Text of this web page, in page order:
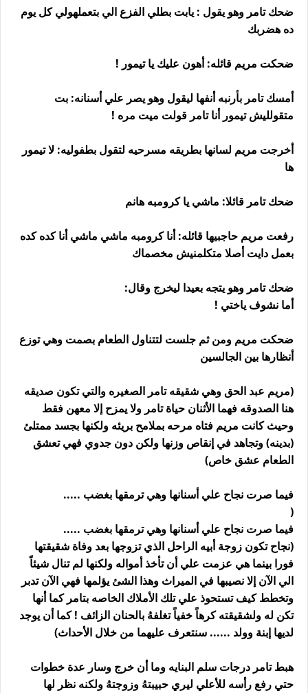
ضحك تامر وهو يقول : يابت بطلي الفزع الي بتعملهولي كل يوم
ده هضربك
ضحكت مريم قائله: أهون عليك يا تيمور !
أمسك تامر بأرنبه أنفها ليقول وهو يصر علي أسنانه: بت
متقولليش تيمور أنا تامر قولت ميت مره !
أخرجت مريم لسانها بطريقه مسرحيه لتقول بطفوليه: لا تيمور
ها
ضحك تامر قائلا: ماشي يا كرومبه هانم
رفعت مريم حاجبيها قائله: أنا كرومبه ماشي ماشي أنا كده كده
بعمل دايت أصلا متكلمنيش مخصماك
ضحك تامر وهو يتجه بعيدا ليخرج وقال:
أما نشوف ياختي !
ضحكت مريم ومن ثم جلست لتتناول الطعام بصمت وهي توزع
أنظارها بين الجالسين
(مريم عبد الحق وهي شقيقه تامر الصغيره والتي تكون صديقه
هنا الصدوقه فهما الأثنان حياة تامر ولا يمزح إلا معهن فقط
وحيث كانت مريم فتاه مرحه بملامح بريئه ولكنها بجسد ممتلئ
(بدينه) وتجاهد في إنقاص وزنها ولكن دون جدوي فهي تعشق
الطعام عشق خاص)
فيما صرت نجاح علي أسنانها وهي ترمقها بغضب .....
(
فيما صرت نجاح علي أسنانها وهي ترمقها بغضب .....
(نجاح تكون زوجة أبيه الراحل الذي تزوجها بعد وفاة شقيقتها
فورا بينما هي عزمت علي أن تأخذ أمواله ولكنها لم تنال شيئاً
الي الآن إلا نصيبها في الميراث وهذا الشئ يؤلمها فهي الآن تدبر
وتخطط كيف تستحوذ علي تلك الأملاك الخاصه بتامر كما أنها
تكن له ولشقيقته كرهاً خفياً تغلفهُ بالحنان الزائف ! كما أن يوجد
لديها إبنة وولد ...... سنتعرف عليهما من خلال الأحداث)
هبط تامر درجات سلم البنايه وما أن خرج وسار عدة خطوات
حتي رفع رأسه للأعلي ليري حبيبتهُ وزوجتهُ ولكنه نظر لها